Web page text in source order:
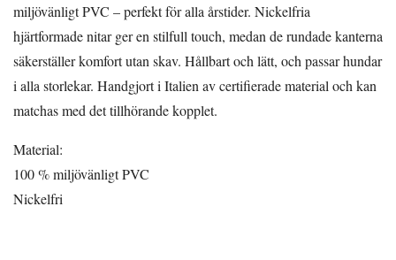
miljövänligt PVC – perfekt för alla årstider. Nickelfria
hjärtformade nitar ger en stilfull touch, medan de rundade kanterna
säkerställer komfort utan skav. Hållbart och lätt, och passar hundar
i alla storlekar. Handgjort i Italien av certifierade material och kan
matchas med det tillhörande kopplet.
Material:
100 % miljövänligt PVC
Nickelfri